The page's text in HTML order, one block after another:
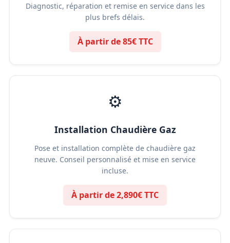
Diagnostic, réparation et remise en service dans les
plus brefs délais.
À partir de 85€ TTC
⚙️
Installation Chaudière Gaz
Pose et installation complète de chaudière gaz
neuve. Conseil personnalisé et mise en service
incluse.
À partir de 2,890€ TTC